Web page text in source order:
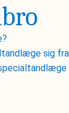
sig